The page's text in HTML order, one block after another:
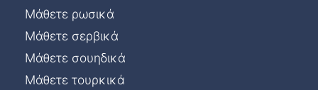
Μάθετε ρωσικά
Μάθετε σερβικά
Μάθετε σουηδικά
Μάθετε τουρκικά